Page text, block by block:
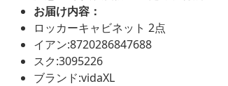
お届け内容：
ロッカーキャビネット 2点
イアン:8720286847688
スク:3095226
ブランド:vidaXL